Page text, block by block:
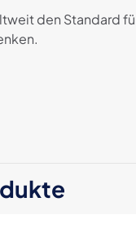
den Standard
TTM57SL“